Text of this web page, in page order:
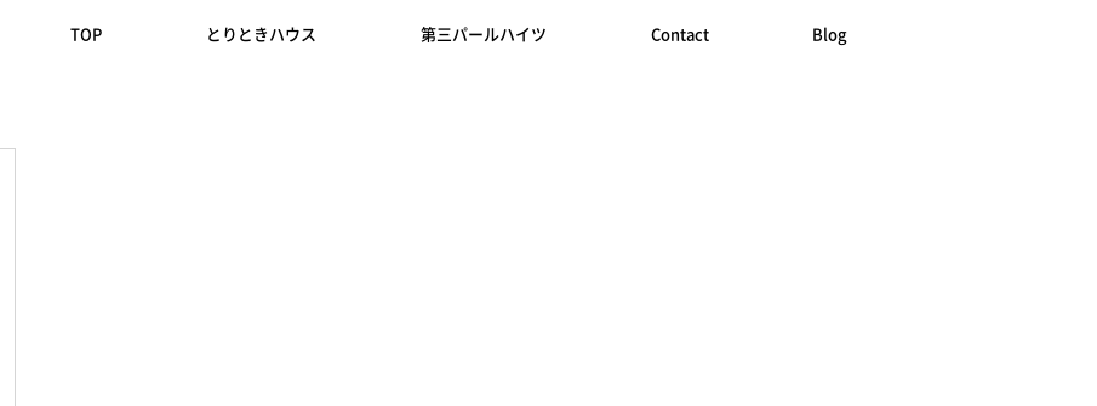
TOP とりときハウス 第三パールハイツ Contact Blog